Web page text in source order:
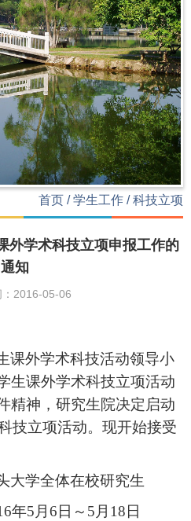
首页 /学生工作 /科技立项
外学术科技立项申报工作的
通知
2016-05-06
课外学术科技活动领导小
生课外学术科技立项活动
精神，研究生院决定启动
技立项活动。现开始接受
大学全体在校研究生
年5月6 日～ 5月 18 日